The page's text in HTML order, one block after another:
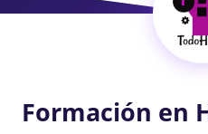
Formación en